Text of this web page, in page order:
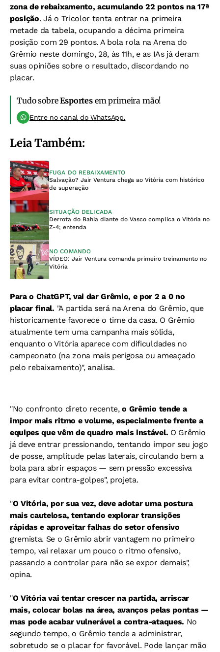
zona de rebaixamento, acumulando 22 pontos na 17ª
posição. Já o Tricolor tenta entrar na primeira
metade da tabela, ocupando a décima primeira
posição com 29 pontos. A bola rola na Arena do
Grêmio neste domingo, 28, às 11h, e as IAs já deram
suas opiniões sobre o resultado, discordando no
placar.
Tudo sobreEsportesem primeira mão!
Entre no canal do WhatsApp.
Leia Também:
FUGA DO REBAIXAMENTO
Salvação? Jair Ventura chega ao Vitória com histórico
de superação
SITUAÇÃO DELICADA
Derrota do Bahia diante do Vasco complica o Vitória no
Z-4; entenda
NO COMANDO
VÍDEO: Jair Ventura comanda primeiro treinamento no
Vitória
Para o ChatGPT, vai dar Grêmio, e por 2 a 0 no
placar final. "A partida será na Arena do Grêmio, que
historicamente favorece o time da casa. O Grêmio
atualmente tem uma campanha mais sólida,
enquanto o Vitória aparece com dificuldades no
campeonato (na zona mais perigosa ou ameaçado
pelo rebaixamento)", analisa.
"No confronto direto recente,o Grêmio tende a
impor mais ritmo e volume, especialmente frente a
equipes que vêm de quadro mais instável. O Grêmio
já deve entrar pressionando, tentando impor seu jogo
de posse, amplitude pelas laterais, circulando bem a
bola para abrir espaços — sem pressão excessiva
para evitar contra-golpes", projeta.
"O Vitória, por sua vez, deve adotar uma postura
mais cautelosa, tentando explorar transições
rápidas e aproveitar falhas do setor ofensivo
gremista. Se o Grêmio abrir vantagem no primeiro
tempo, vai relaxar um pouco o ritmo ofensivo,
passando a controlar para não se expor demais",
opina.
"O Vitória vai tentar crescer na partida, arriscar
mais, colocar bolas na área, avanços pelas pontas —
mas pode acabar vulnerável a contra-ataques. No
segundo tempo, o Grêmio tende a administrar,
sobretudo se o placar for favorável. Pode lançar mão